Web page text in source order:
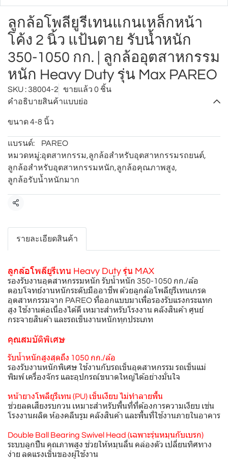
ลูกล้อโพลียูรีเทนแกนเหล็กหน้า
โค้ง 2 นิ้ว แป้นตาย รับน้ำหนัก
350-1050 กก. | ลูกล้ออุตสาหกรรม
หนัก Heavy Duty รุ่น Max PAREO
SKU : 38004-2
ขายแล้ว 0 ชิ้น
คำอธิบายสินค้าแบบย่อ
ขนาด 4-8 นิ้ว
แบรนด์:
PAREO
หมวดหมู่:อุตสาหกรรม,ลูกล้อสำหรับอุตสาหกรรมรถยนต์,
ลูกล้อสำหรับอุตสาหกรรมหนัก,ลูกล้อคุณภาพสูง,
ลูกล้อรับน้ำหนักมาก
แชร์
รายละเอียดสินค้า
ลูกล้อโพลียูรีเทน Heavy Duty รุ่น MAX
รองรับงานอุตสาหกรรมหนัก รับน้ำหนัก 350-1050 กก./ล้อ
ตอบโจทย์งานหนักระดับมืออาชีพ ด้วยลูกล้อโพลียูรีเทนเกรด
อุตสาหกรรมจาก PAREO ที่ออกแบบมาเพื่อรองรับแรงกระแทก
สูง ใช้งานต่อเนื่องได้ดี เหมาะสำหรับโรงงาน คลังสินค้า ศูนย์
กระจายสินค้า และรถเข็นงานหนักทุกประเภท
คุณสมบัติพิเศษ
รับน้ำหนักสูงสุดถึง 1050 กก./ล้อ
รองรับงานหนักพิเศษ ใช้งานกับรถเข็นอุตสาหกรรม รถเข็นแม่
พิมพ์ เครื่องจักร และอุปกรณ์ขนาดใหญ่ได้อย่างมั่นใจ
หน้ายางโพลียูรีเทน (PU) เข็นเงียบ ไม่ทำลายพื้น
ช่วยลดเสียงรบกวน เหมาะสำหรับพื้นที่ที่ต้องการความเงียบ เช่น
โรงงานผลิต ห้องคลีนรูม คลังสินค้า และพื้นที่ใช้งานภายในอาคาร
Double Ball Bearing Swivel Head (เฉพาะรุ่นหมุนกับเบรก)
ระบบลูกปืน คุณภาพสูง ช่วยให้หมุนลื่น คล่องตัว เปลี่ยนทิศทาง
ง่าย ลดแรงเข็นของผู้ใช้งาน